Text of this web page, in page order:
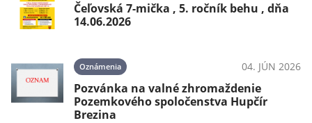
Čeľovská 7-mička , 5. ročník behu , dňa
14.06.2026
Oznámenia 04. JÚN 2026
Pozvánka na valné zhromaždenie
Pozemkového spoločenstva Hupčír
Brezina